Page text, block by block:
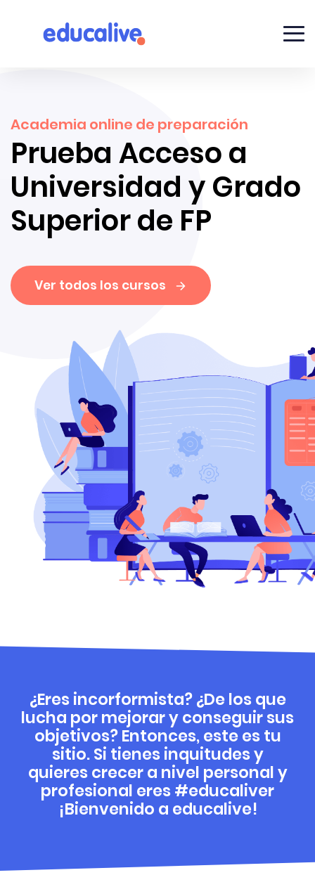
Academia online de preparación
Prueba Acceso a
Universidad y Grado
Superior de FP
Ver todos los cursos
¿Eres incorformista? ¿De los que
lucha por mejorar y conseguir sus
objetivos? Entonces, este es tu
sitio. Si tienes inquitudes y
quieres crecer a nivel personal y
profesional eres #educaliver
¡Bienvenido a educalive!